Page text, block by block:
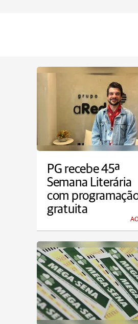
PG recebe 45ª
Semana Literária
com
gratuita